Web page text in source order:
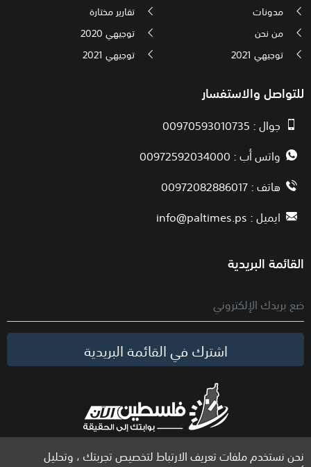
نحن نستخدم ملفات تعريف الارتباط لتخصيص تجربتك ، وتحليل
مدونات
تقارير مختارة
من نحن
توجيهي 2020
توجيهي 2021
توجيهي 2021
للتواصل والاستفسار
جوال : 00970593010735
واتس أب : 00972592034000
هاتف : 00972082886017
ايميل :info@paltimes.ps
القائمة البريدية
اشترك في القائمة البريدية
الحقوق محفوظة لموقع فلسطين الآن © 2026